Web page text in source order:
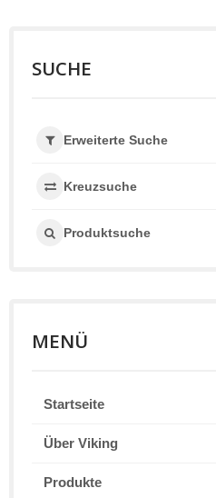
SUCHE
Erweiterte Suche
Kreuzsuche
Produktsuche
MENÜ
Startseite
Über Viking
Produkte